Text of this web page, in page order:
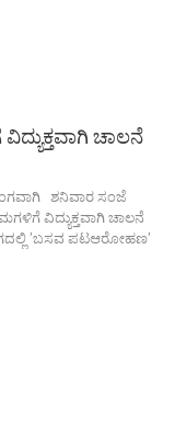
ಚಾಲನೆ
ಶನಿವಾರ ಸಂಜೆ
ವಿದ್ಯುಕ್ತವಾಗಿ ಚಾಲನೆ
’ಬಸವ ಪಟಆರೋಹಣ’